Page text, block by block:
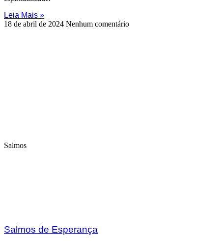
Leia Mais »
18 de abril de 2024 Nenhum comentário
Salmos
Salmos de Esperança